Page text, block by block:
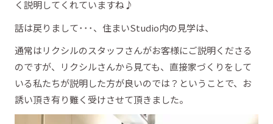
く説明してくれていますね♪
話は戻りまして･･･、住まいStudio内の見学は、
通常はリクシルのスタッフさんがお客様にご説明くださる
のですが、リクシルさんから見ても、直接家づくりをして
いる私たちが説明した方が良いのでは？ということで、お
誘い頂き有り難く受けさせて頂きました。